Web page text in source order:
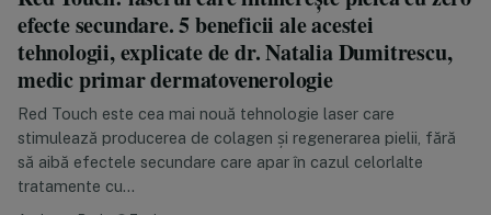
efecte secundare. 5 beneficii ale acestei
tehnologii, explicate de dr. Natalia Dumitrescu,
medic primar dermatovenerologie
Red Touch este cea mai nouă tehnologie laser care
stimulează producerea de colagen și regenerarea pielii, fără
să aibă efectele secundare care apar în cazul celorlalte
tratamente cu…